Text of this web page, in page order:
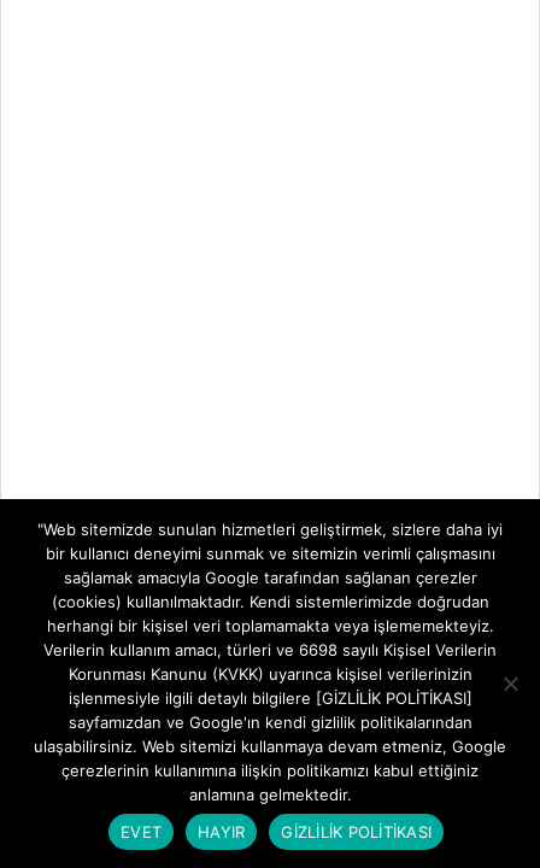
"Web sitemizde sunulan hizmetleri geliştirmek, sizlere daha iyi
bir kullanıcı deneyimi sunmak ve sitemizin verimli çalışmasını
sağlamak amacıyla Google tarafından sağlanan çerezler
(cookies) kullanılmaktadır. Kendi sistemlerimizde doğrudan
herhangi bir kişisel veri toplamamakta veya işlememekteyiz.
Verilerin kullanım amacı, türleri ve 6698 sayılı Kişisel Verilerin
Korunması Kanunu (KVKK) uyarınca kişisel verilerinizin
işlenmesiyle ilgili detaylı bilgilere [GİZLİLİK POLİTİKASI]
sayfamızdan ve Google'ın kendi gizlilik politikalarından
ulaşabilirsiniz. Web sitemizi kullanmaya devam etmeniz, Google
çerezlerinin kullanımına ilişkin politikamızı kabul ettiğiniz
anlamına gelmektedir.
EVET
HAYIR GİZLİLİK POLİTİKASI